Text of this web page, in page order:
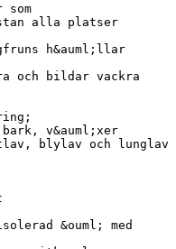
som
alla platser
h&auml;llar
och bildar vackra
v&auml;xer
blylav och lunglav
&ouml; med